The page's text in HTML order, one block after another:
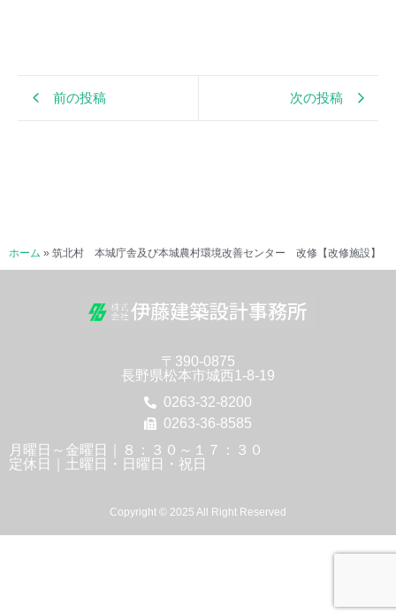
前の投稿 次の投稿
ホーム » 筑北村 本城庁舎及び本城農村環境改善センター 改修【改修施設】
〒390-0875
長野県松本市城西1-8-19
0263-32-8200
0263-36-8585
月曜日～金曜日｜８：３０～１７：３０
定休日｜土曜日・日曜日・祝日
Copyright © 2025 All Right Reserved